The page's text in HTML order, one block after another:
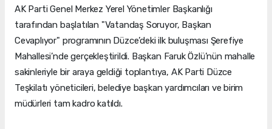
AK Parti Genel Merkez Yerel Yönetimler Başkanlığı
tarafından başlatılan "Vatandaş Soruyor, Başkan
Cevaplıyor" programının Düzce’deki ilk buluşması Şerefiye
Mahallesi’nde gerçekleştirildi. Başkan Faruk Özlü’nün mahalle
sakinleriyle bir araya geldiği toplantıya, AK Parti Düzce
Teşkilatı yöneticileri, belediye başkan yardımcıları ve birim
müdürleri tam kadro katıldı.